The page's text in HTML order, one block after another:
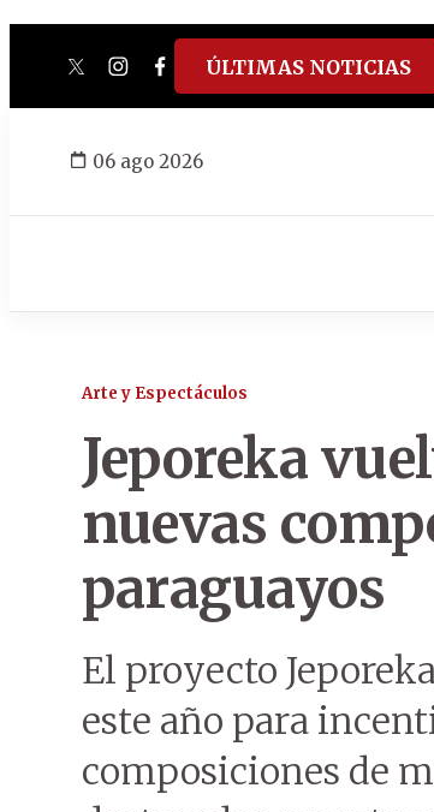
twitterinstagram
facebook
tiktokyoutube
spotify
ÚLTIMAS NOTICIAS
06 ago 2026
Arte y Espectáculos
Jeporeka
nuevas
paraguayos
El proyecto
este año para
composiciones de